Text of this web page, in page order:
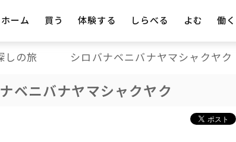
ホーム 買う 体験する しらべる よむ 働く
しの旅 シロバナベニバナヤマシャクヤク
ニバナヤマシャクヤク